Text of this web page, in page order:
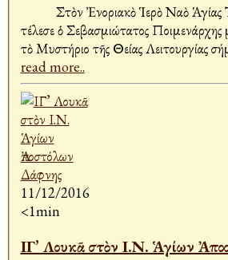
Στὸν Ἐνοριακὸ Ἱερὸ Ναὸ Ἁγίας
τέλεσε ὁ Σεβασμιώτατος
τὸ Μυστήριο τῆς Θείας Λειτουργίας
read more..
11/12/2016
<1min
ΙΓ’ Λουκᾶ στὸν Ι.Ν. Ἁγίων